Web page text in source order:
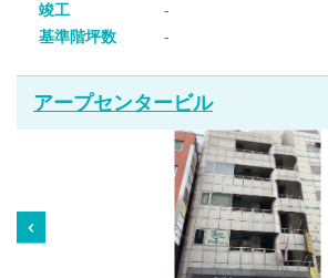
竣工
-
基準階坪数
-
アープセンタービル